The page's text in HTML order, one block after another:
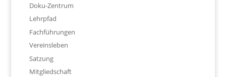
Doku-Zentrum
Lehrpfad
Fachführungen
Vereinsleben
Satzung
Mitgliedschaft